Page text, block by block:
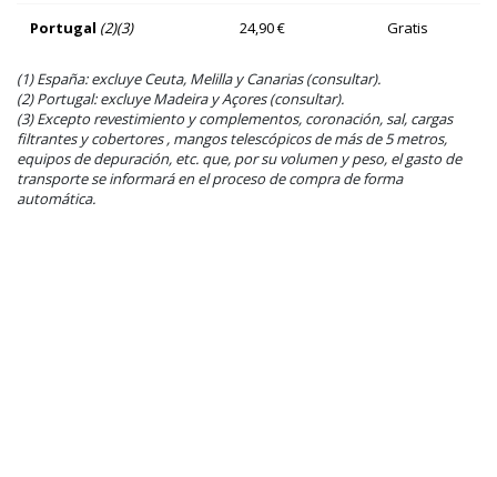
Portugal (2)(3) 24,90 € Gratis
(1) España: excluye Ceuta, Melilla y Canarias (consultar).
(2) Portugal: excluye Madeira y Açores (consultar).
(3) Excepto revestimiento y complementos, coronación, sal, cargas
filtrantes y cobertores , mangos telescópicos de más de 5 metros,
equipos de depuración, etc. que, por su volumen y peso, el gasto de
transporte se informará en el proceso de compra de forma
automática.